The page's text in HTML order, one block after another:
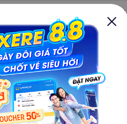
khởi hành từ Cư M`gar - Đắk
nhất khởi hành lúc18:00 , do nhà
khởi hành từ Phú Ninh -
muộn, lựa chọn cuối cùng trong